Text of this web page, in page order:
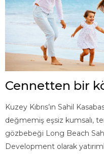
Cennetten bir
Kuzey Kıbrıs’ın Sahil
değmemiş eşsiz kumsalı,
gözbebeği Long Beach
Development olarak